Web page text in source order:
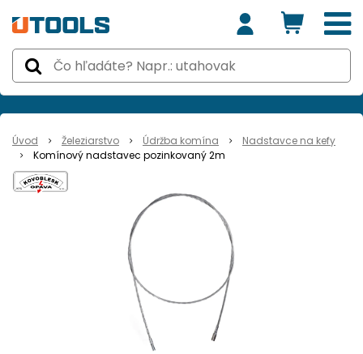
Úvod Železiarstvo Údržba komína
Nadstavce na kefy
Komínový nadstavec pozinkovaný 2m